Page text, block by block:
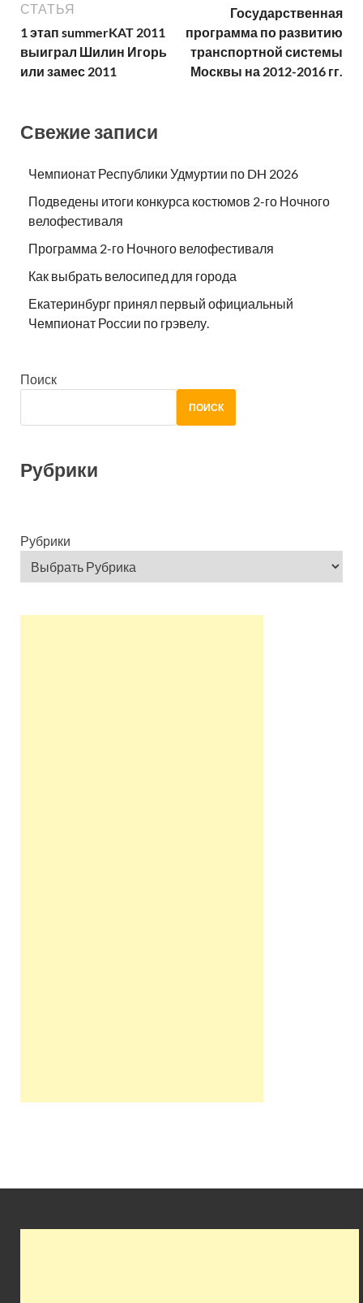
СТАТЬЯ
1 этап summerKAT 2011
выиграл Шилин Игорь
или замес 2011
Государственная
программа по развитию
транспортной системы
Москвы на 2012-2016 гг.
Свежие записи
Чемпионат Республики Удмуртии по DH 2026
Подведены итоги конкурса костюмов 2-го Ночного
велофестиваля
Программа 2-го Ночного велофестиваля
Как выбрать велосипед для города
Екатеринбург принял первый официальный
Чемпионат России по грэвелу.
Поиск
ПОИСК
Рубрики
Рубрики